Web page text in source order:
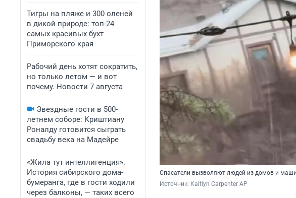
Тигры на пляже и 300 оленей
в дикой природе: топ-24
самых красивых бухт
Приморского края
Рабочий день хотят сократить,
но только летом — и вот
почему. Новости 7 августа
Звездные гости в 500-
летнем соборе: Криштиану
Роналду готовится сыграть
свадьбу века на Мадейре
«Жила тут интеллигенция».
История сибирского дома-
бумеранга, где в гости ходили
через балконы, — таких всего
Спасатели вызволяют людей из домов и
Источник: Kaitlyn Carpenter AP